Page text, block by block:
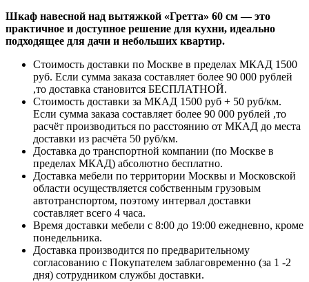
Шкаф навесной над вытяжкой «Гретта» 60 см — это
практичное и доступное решение для кухни, идеально
подходящее для дачи и небольших квартир.
Стоимость доставки по Москве в пределах МКАД 1500
руб. Если сумма заказа составляет более 90 000 рублей
,то доставка становится БЕСПЛАТНОЙ.
Стоимость доставки за МКАД 1500 руб + 50 руб/км.
Если сумма заказа составляет более 90 000 рублей ,то
расчёт производиться по расстоянию от МКАД до места
доставки из расчёта 50 руб/км.
Доставка до транспортной компании (по Москве в
пределах МКАД) абсолютно бесплатно.
Доставка мебели по территории Москвы и Московской
области осуществляется собственным грузовым
автотранспортом, поэтому интервал доставки
составляет всего 4 часа.
Время доставки мебели с 8:00 до 19:00 ежедневно, кроме
понедельника.
Доставка производится по предварительному
согласованию с Покупателем заблаговременно (за 1 -2
дня) сотрудником службы доставки.